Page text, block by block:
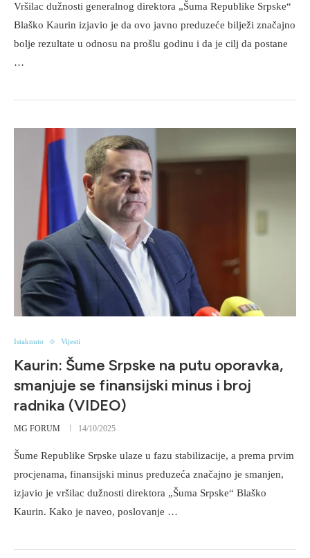
Vršilac dužnosti generalnog direktora „Šuma Republike Srpske“
Blaško Kaurin izjavio je da ovo javno preduzeće bilježi značajno
bolje rezultate u odnosu na prošlu godinu i da je cilj da postane
…
Istaknuto Vijesti
Kaurin: Šume Srpske na putu oporavka,
smanjuje se finansijski minus i broj
radnika (VIDEO)
MG FORUM 14/10/2025
Šume Republike Srpske ulaze u fazu stabilizacije, a prema prvim
procjenama, finansijski minus preduzeća značajno je smanjen,
izjavio je vršilac dužnosti direktora „Šuma Srpske“ Blaško
Kaurin. Kako je naveo, poslovanje …